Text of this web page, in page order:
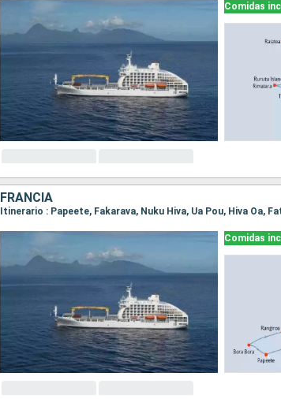
Comidas
FRANCIA
Itinerario : Papeete, Fakarava, Nuku Hiva, Ua Pou, Hiva Oa,
Comidas